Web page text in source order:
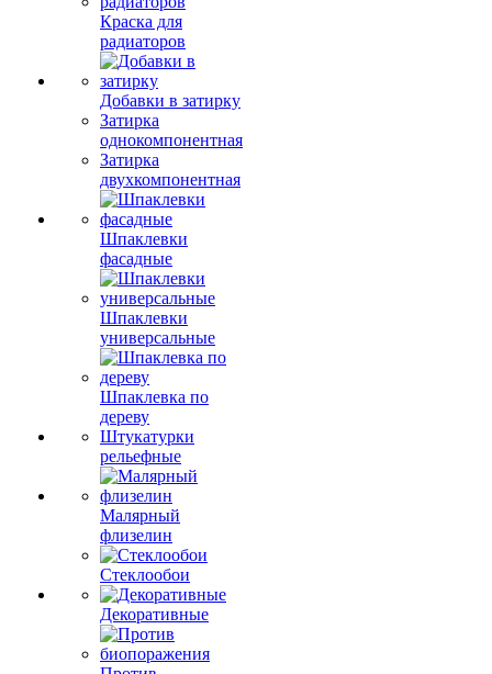
Краска для
радиаторов
Добавки в затирку
Затирка
однокомпонентная
Затирка
двухкомпонентная
Шпаклевки
фасадные
Шпаклевки
универсальные
Шпаклевка по
дереву
Штукатурки
рельефные
Малярный
флизелин
Стеклообои
Декоративные